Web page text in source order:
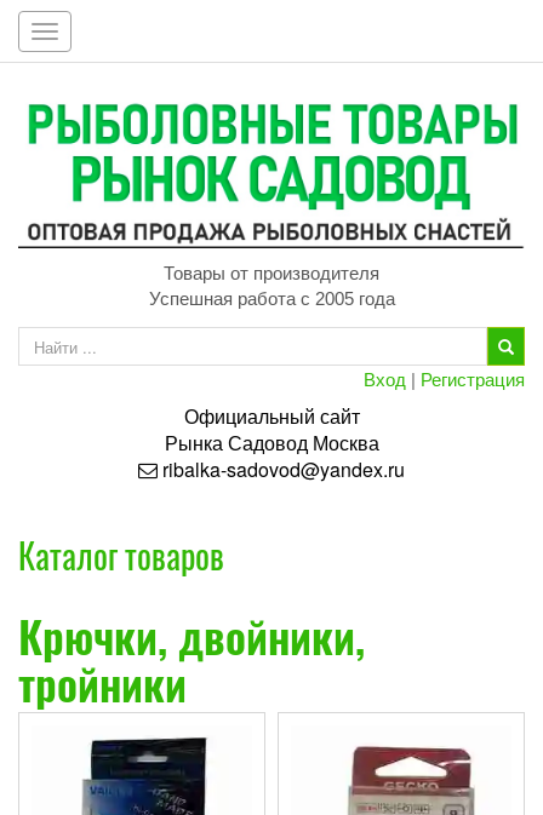
Toggle
navigation
Товары от производителя
Успешная работа с 2005 года
Вход | Регистрация
Официальный сайт
РынкаСадовод Москва
ribalka-sadovod@yandex.ru
Каталог товаров
Крючки, двойники,
тройники